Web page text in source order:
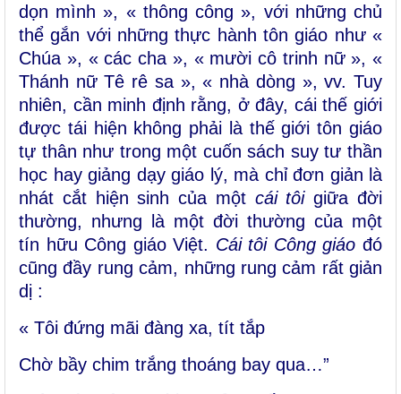
dọn mình », « thông công », với những chủ
thể gắn với những thực hành tôn giáo như «
Chúa », « các cha », « mười cô trinh nữ », «
Thánh nữ Tê rê sa », « nhà dòng », vv. Tuy
nhiên, cần minh định rằng, ở đây, cái thế giới
được tái hiện không phải là thế giới tôn giáo
tự thân như trong một cuốn sách suy tư thần
học hay giảng dạy giáo lý, mà chỉ đơn giản là
nhát cắt hiện sinh của một cái tôigiữa đời
thường, nhưng là một đời thường của một
tín hữu Công giáo Việt. Cái tôi Công giáo đó
cũng đầy rung cảm, những rung cảm rất giản
dị :
« Tôi đứng mãi đàng xa, tít tắp
Chờ bầy chim trắng thoáng bay qua…”